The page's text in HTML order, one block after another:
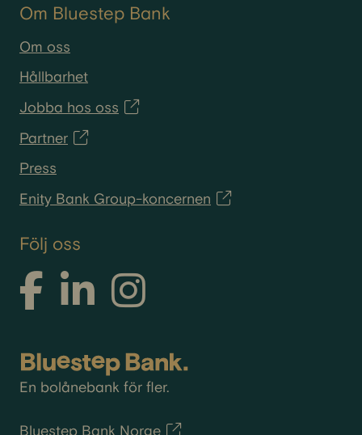
En bolånebank för fler.
Om Bluestep Bank
Om oss
Hållbarhet
Jobba hos oss
Partner
Press
Enity Bank Group-koncernen
Följ oss